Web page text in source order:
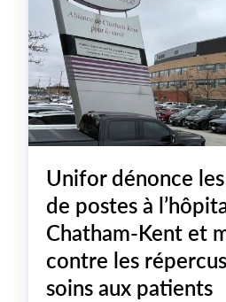
Unifor dénonce
de postes à
Chatham-Kent et
contre les
soins aux patients